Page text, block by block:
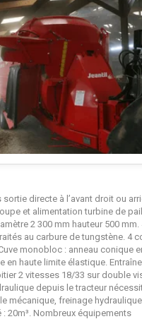
sortie directe à l’avant droit ou
et alimentation turbine de
2 300 mm hauteur 500 mm.
au carbure de tungstène. 4
monobloc : anneau conique
en haute limite élastique.
2 vitesses 18/33 sur double
depuis le tracteur
mécanique, freinage
20m³. Nombreux équipements